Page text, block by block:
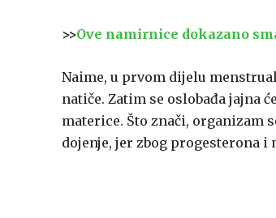
>>Ove namirnice dokazano
Naime, u prvom dijelu
natiče. Zatim se oslobađa jajna
materice. Što znači, organizam
dojenje, jer zbog progesterona